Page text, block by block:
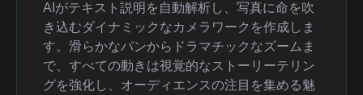
AIがテキスト説明を自動解析し、写真に命を吹
き込むダイナミックなカメラワークを作成しま
す。滑らかなパンからドラマチックなズームま
で、すべての動きは視覚的なストーリーテリン
グを強化し、オーディエンスの注目を集める魅